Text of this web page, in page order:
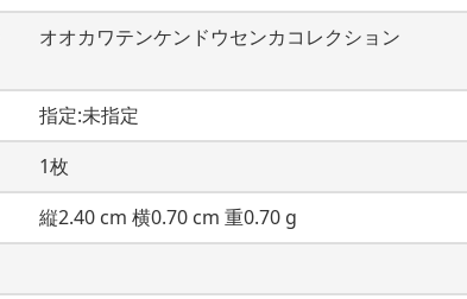
オオカワテンケンドウセンカコレクション
指定:未指定
1枚
縦2.40 cm 横0.70 cm 重0.70 g